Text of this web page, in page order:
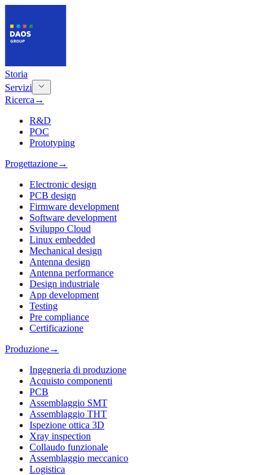
Storia
Servizi
Ricerca →
R&D
POC
Prototyping
Progettazione→
Electronic design
PCB design
Firmware development
Software development
Sviluppo Cloud
Linux embedded
Mechanical design
Antenna design
Antenna performance
Design industriale
App development
Testing
Pre compliance
Certificazione
Produzione→
Ingegneria di produzione
Acquisto componenti
PCB
Assemblaggio SMT
Assemblaggio THT
Ispezione ottica 3D
Xray inspection
Collaudo funzionale
Assemblaggio meccanico
Logistica